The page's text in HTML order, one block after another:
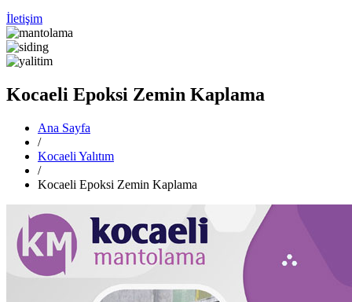
İletişim
Kocaeli Epoksi Zemin Kaplama
Ana Sayfa
/
Kocaeli Yalıtım
/
Kocaeli Epoksi Zemin Kaplama